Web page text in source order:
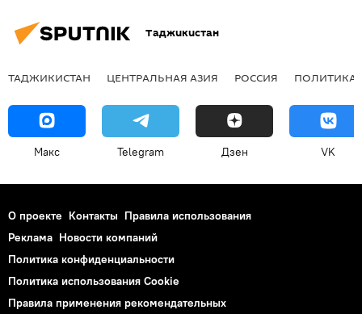
Таджикистан
ТАДЖИКИСТАН ЦЕНТРАЛЬНАЯ АЗИЯ РОССИЯ ПОЛИТИКА
Макс Telegram Дзен VK
О проекте Контакты Правила использования
Реклама Новости компаний
Политика конфиденциальности
Политика использования Cookie
Правила применения рекомендательных